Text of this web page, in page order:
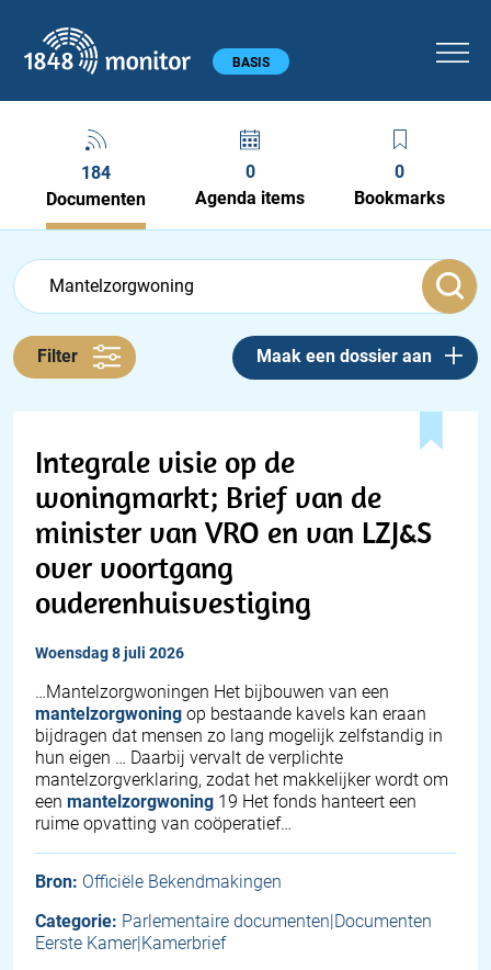
Hoofdmenu BASIS
184
Documenten
0
Agenda items
0
Bookmarks
Documenten feed
Feed
Filter Maak een dossier aan
Integrale visie op de
woningmarkt; Brief van de
minister van VRO en van LZJ&S
over voortgang
ouderenhuisvestiging
woensdag 8 juli 2026
…Mantelzorgwoningen Het bijbouwen van een
mantelzorgwoning op bestaande kavels kan eraan
bijdragen dat mensen zo lang mogelijk zelfstandig in
hun eigen … Daarbij vervalt de verplichte
mantelzorgverklaring, zodat het makkelijker wordt om
een mantelzorgwoning 19 Het fonds hanteert een
ruime opvatting van coöperatief…
Bron: Officiële Bekendmakingen
Categorie: Parlementaire documenten|Documenten
Eerste Kamer|Kamerbrief